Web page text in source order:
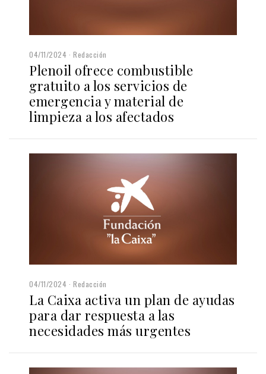
04/11/2024 Redacción
Plenoil ofrece combustible
gratuito a los servicios de
emergencia y material de
limpieza a los afectados
04/11/2024 Redacción
La Caixa activa un plan de ayudas
para dar respuesta a las
necesidades más urgentes